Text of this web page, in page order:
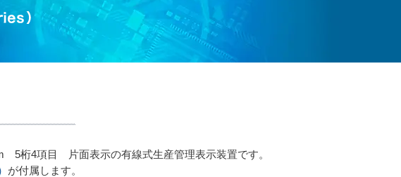
5桁4項目 片面表示の有線式生産管理表示装置です。
が付属します。